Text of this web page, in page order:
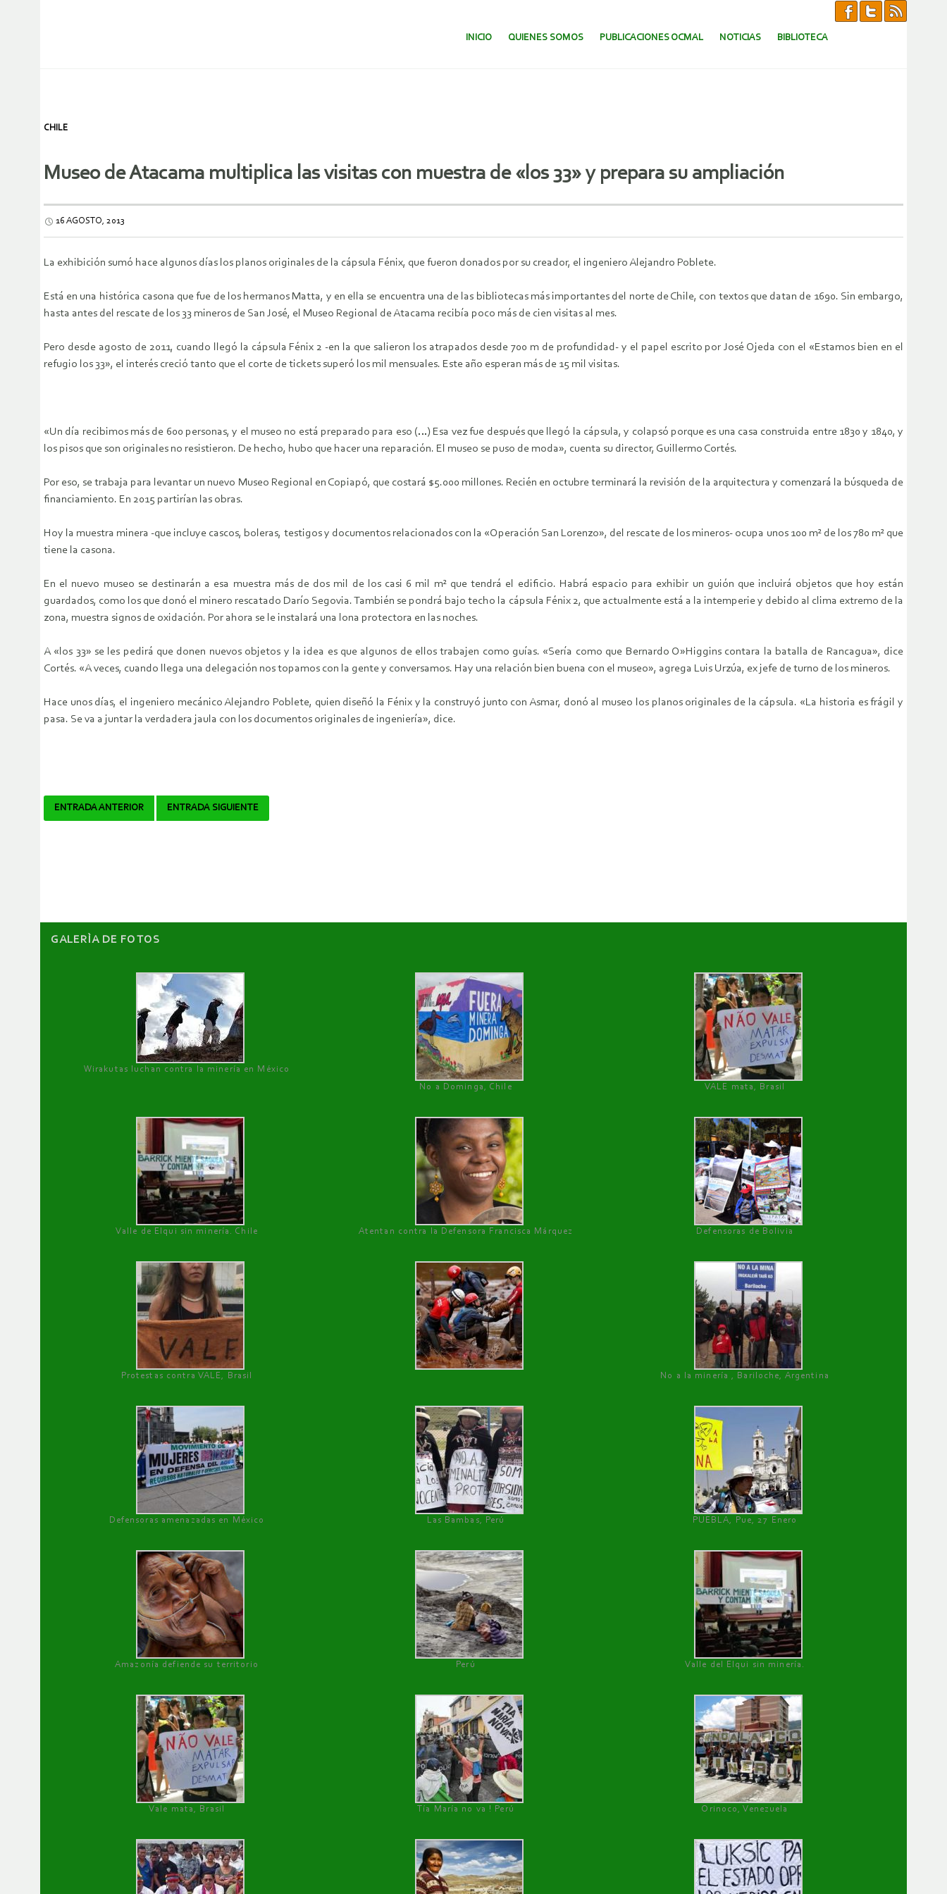
SALTAR AL CONTENIDO.
INICIO QUIENES SOMOS PUBLICACIONES OCMAL NOTICIAS BIBLIOTECA
CHILE
Museo de Atacama multiplica las visitas con muestra de «los 33» y prepara su ampliación
16 AGOSTO, 2013
La exhibición sumó hace algunos días los planos originales de la cápsula Fénix, que fueron donados por su creador, el ingeniero Alejandro Poblete.
Está en una histórica casona que fue de los hermanos Matta, y en ella se encuentra una de las bibliotecas más importantes del norte de Chile, con textos que datan de 1690. Sin embargo,
hasta antes del rescate de los 33 mineros de San José, el Museo Regional de Atacama recibía poco más de cien visitas al mes.
Pero desde agosto de 2011, cuando llegó la cápsula Fénix 2 -en la que salieron los atrapados desde 700 m de profundidad- y el papel escrito por José Ojeda con el «Estamos bien en el
refugio los 33», el interés creció tanto que el corte de tickets superó los mil mensuales. Este año esperan más de 15 mil visitas.
«Un día recibimos más de 600 personas, y el museo no está preparado para eso (…) Esa vez fue después que llegó la cápsula, y colapsó porque es una casa construida entre 1830 y 1840, y
los pisos que son originales no resistieron. De hecho, hubo que hacer una reparación. El museo se puso de moda», cuenta su director, Guillermo Cortés.
Por eso, se trabaja para levantar un nuevo Museo Regional en Copiapó, que costará $5.000 millones. Recién en octubre terminará la revisión de la arquitectura y comenzará la búsqueda de
financiamiento. En 2015 partirían las obras.
Hoy la muestra minera -que incluye cascos, boleras, testigos y documentos relacionados con la «Operación San Lorenzo», del rescate de los mineros- ocupa unos 100 m² de los 780 m² que
tiene la casona.
En el nuevo museo se destinarán a esa muestra más de dos mil de los casi 6 mil m² que tendrá el edificio. Habrá espacio para exhibir un guión que incluirá objetos que hoy están
guardados, como los que donó el minero rescatado Darío Segovia. También se pondrá bajo techo la cápsula Fénix 2, que actualmente está a la intemperie y debido al clima extremo de la
zona, muestra signos de oxidación. Por ahora se le instalará una lona protectora en las noches.
A «los 33» se les pedirá que donen nuevos objetos y la idea es que algunos de ellos trabajen como guías. «Sería como que Bernardo O»Higgins contara la batalla de Rancagua», dice
Cortés. «A veces, cuando llega una delegación nos topamos con la gente y conversamos. Hay una relación bien buena con el museo», agrega Luis Urzúa, ex jefe de turno de los mineros.
Hace unos días, el ingeniero mecánico Alejandro Poblete, quien diseñó la Fénix y la construyó junto con Asmar, donó al museo los planos originales de la cápsula. «La historia es frágil y
pasa. Se va a juntar la verdadera jaula con los documentos originales de ingeniería», dice.
Navegador
ENTRADA ANTERIOR ENTRADA SIGUIENTE
GALERÌA DE FOTOS
Wirakutas luchan contra la minería en México
No a Dominga, Chile
VALE mata, Brasil
Valle de Elqui sin minería. Chile Atentan contra la Defensora Francisca Márquez Defensoras de Bolivia
Protestas contra VALE, Brasil No a la minería , Bariloche, Argentina
Defensoras amenazadas en México Las Bambas, Perú PUEBLA, Pue, 27 Enero
Amazonía defiende su territorio Perú Valle del Elqui sin minería.
Vale mata, Brasil Tía María no va ! Perú Orinoco, Venezuela